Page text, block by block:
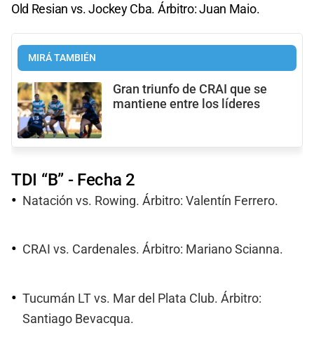
Old Resian vs. Jockey Cba. Árbitro: Juan Maio.
MIRÁ TAMBIÉN
Gran triunfo de CRAI que se
mantiene entre los líderes
TDI “B” - Fecha 2
Natación vs. Rowing. Árbitro: Valentín Ferrero.
CRAI vs. Cardenales. Árbitro: Mariano Scianna.
Tucumán LT vs. Mar del Plata Club. Árbitro:
Santiago Bevacqua.